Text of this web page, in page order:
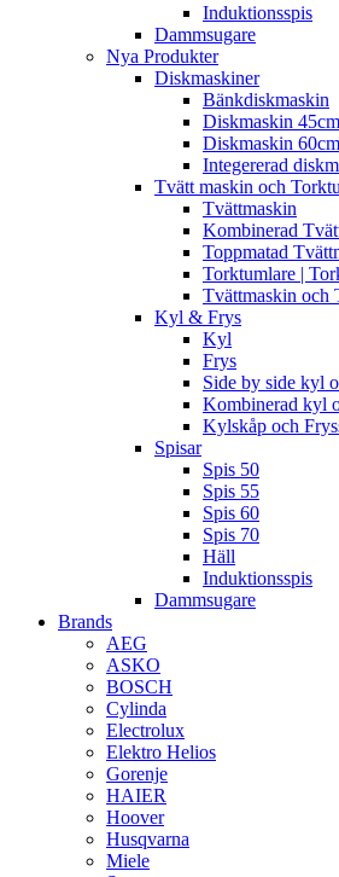
Induktionsspis
Dammsugare
Nya Produkter
Diskmaskiner
Bänkdiskmaskin
Diskmaskin 45cm
Diskmaskin 60cm
Integererad
Tvätt maskin och
Tvättmaskin
Kombinerad
Toppmatad
Torktumlare |
Tvättmaskin och
Kyl & Frys
Kyl
Frys
Side by side kyl
Kombinerad kyl
Kylskåp och
Spisar
Spis 50
Spis 55
Spis 60
Spis 70
Häll
Induktionsspis
Dammsugare
Brands
AEG
ASKO
BOSCH
Cylinda
Electrolux
Elektro Helios
Gorenje
HAIER
Hoover
Husqvarna
Miele